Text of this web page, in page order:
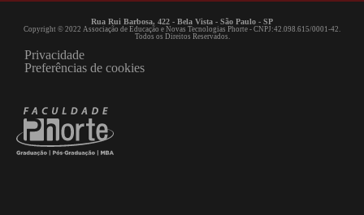
Rua Rui Barbosa, 422 - Bela Vista - São Paulo - SP
Copyright © 2022 Associação de Educação e Novas Tecnologias Phorte - CNPJ:42.098.615/0001-42.
Todos os Direitos Reservados.
Privacidade
Preferências de cookies